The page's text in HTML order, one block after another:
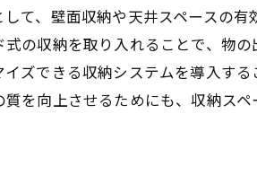
て、壁面収納や天井スペースの
の収納を取り入れることで、物
ズできる収納システムを導入す
を向上させるためにも、収納ス